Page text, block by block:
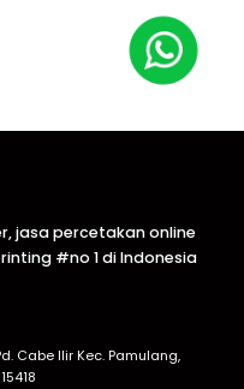
jasa percetakan online
#no 1 di Indonesia
Cabe Ilir Kec. Pamulang,